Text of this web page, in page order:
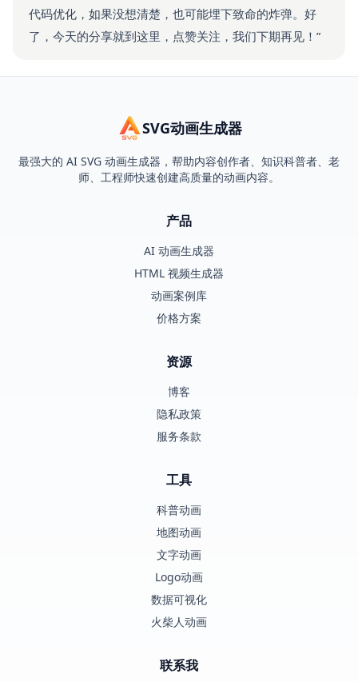
代码优化，如果没想清楚，也可能埋下致命的炸弹。好
了，今天的分享就到这里，点赞关注，我们下期再见！”
SVG动画生成器
最强大的 AI SVG 动画生成器，帮助内容创作者、知识科普者、老
师、工程师快速创建高质量的动画内容。
产品
AI 动画生成器
HTML 视频生成器
动画案例库
价格方案
资源
博客
隐私政策
服务条款
工具
科普动画
地图动画
文字动画
Logo动画
数据可视化
火柴人动画
联系我